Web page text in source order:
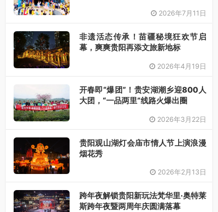
2026年7月11日
非遗活态传承！苗疆秘境狂欢节启
幕，爽爽贵阳再添文旅新地标
2026年4月19日
开春即“爆团”！贵安湖潮乡迎800人
大团，“一品两里”线路火爆出圈
2026年3月22日
贵阳观山湖灯会庙市情人节上演浪漫
烟花秀
2026年2月13日
跨年夜解锁贵阳新玩法梵华里·奥特莱
斯跨年夜暨两周年庆圆满落幕